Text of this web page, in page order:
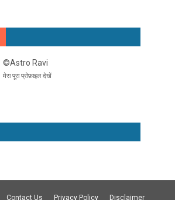
©Astro Ravi
मेरा पूरा प्रोफ़ाइल देखें
Contact Us Privacy Policy Disclaimer